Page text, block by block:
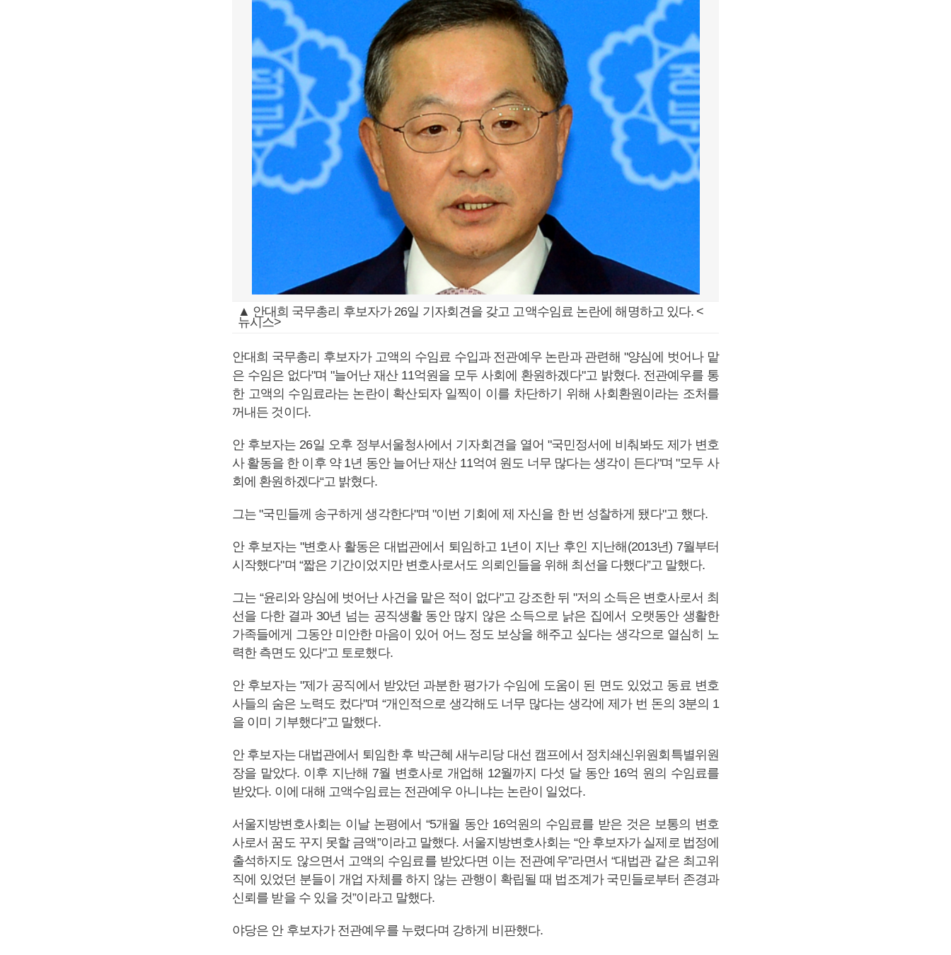
▲ 안대희 국무총리 후보자가 26일 기자회견을 갖고 고액수임료 논란에 해명하고 있다. <
뉴시스>
안대희 국무총리 후보자가 고액의 수임료 수입과 전관예우 논란과 관련해 "양심에 벗어나 맡
은 수임은 없다"며 "늘어난 재산 11억원을 모두 사회에 환원하겠다"고 밝혔다. 전관예우를 통
한 고액의 수임료라는 논란이 확산되자 일찍이 이를 차단하기 위해 사회환원이라는 조처를
꺼내든 것이다.
안 후보자는 26일 오후 정부서울청사에서 기자회견을 열어 "국민정서에 비춰봐도 제가 변호
사 활동을 한 이후 약 1년 동안 늘어난 재산 11억여 원도 너무 많다는 생각이 든다"며 "모두 사
회에 환원하겠다“고 밝혔다.
그는 "국민들께 송구하게 생각한다"며 "이번 기회에 제 자신을 한 번 성찰하게 됐다"고 했다.
안 후보자는 "변호사 활동은 대법관에서 퇴임하고 1년이 지난 후인 지난해(2013년) 7월부터
시작했다"며 “짧은 기간이었지만 변호사로서도 의뢰인들을 위해 최선을 다했다”고 말했다.
그는 “윤리와 양심에 벗어난 사건을 맡은 적이 없다"고 강조한 뒤 "저의 소득은 변호사로서 최
선을 다한 결과 30년 넘는 공직생활 동안 많지 않은 소득으로 낡은 집에서 오랫동안 생활한
가족들에게 그동안 미안한 마음이 있어 어느 정도 보상을 해주고 싶다는 생각으로 열심히 노
력한 측면도 있다"고 토로했다.
안 후보자는 "제가 공직에서 받았던 과분한 평가가 수임에 도움이 된 면도 있었고 동료 변호
사들의 숨은 노력도 컸다"며 “개인적으로 생각해도 너무 많다는 생각에 제가 번 돈의 3분의 1
을 이미 기부했다”고 말했다.
안 후보자는 대법관에서 퇴임한 후 박근혜 새누리당 대선 캠프에서 정치쇄신위원회특별위원
장을 맡았다. 이후 지난해 7월 변호사로 개업해 12월까지 다섯 달 동안 16억 원의 수임료를
받았다. 이에 대해 고액수임료는 전관예우 아니냐는 논란이 일었다.
서울지방변호사회는 이날 논평에서 “5개월 동안 16억원의 수임료를 받은 것은 보통의 변호
사로서 꿈도 꾸지 못할 금액”이라고 말했다. 서울지방변호사회는 “안 후보자가 실제로 법정에
출석하지도 않으면서 고액의 수임료를 받았다면 이는 전관예우”라면서 “대법관 같은 최고위
직에 있었던 분들이 개업 자체를 하지 않는 관행이 확립될 때 법조계가 국민들로부터 존경과
신뢰를 받을 수 있을 것”이라고 말했다.
야당은 안 후보자가 전관예우를 누렸다며 강하게 비판했다.